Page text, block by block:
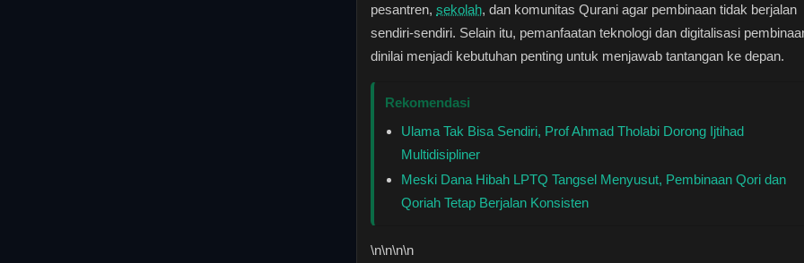
pesantren, sekolah, dan komunitas Qurani agar pembinaan tidak berjalan
sendiri-sendiri. Selain itu, pemanfaatan teknologi dan digitalisasi
dinilai menjadi kebutuhan penting untuk menjawab tantangan ke depan.
Rekomendasi
Ulama Tak Bisa Sendiri, Prof Ahmad Tholabi Dorong Ijtihad
Multidisipliner
Meski Dana Hibah LPTQ Tangsel Menyusut, Pembinaan Qori dan
Qoriah Tetap Berjalan Konsisten
\n\n\n\n